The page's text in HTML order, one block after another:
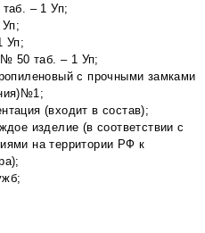
– 1 Уп;
Уп;
№ 50 таб. – 1 Уп;
с прочными замками
(входит в состав);
изделие (в соответствии с
на территории РФ к